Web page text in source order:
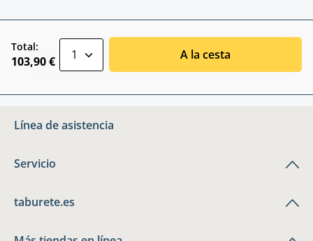
Total:
103,90 € A la cesta
Línea de asistencia
Servicio
taburete.es